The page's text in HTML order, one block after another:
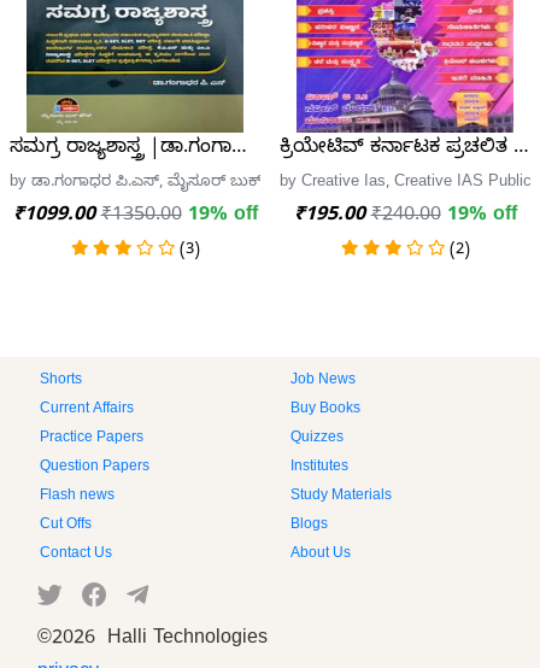
ಸಮಗ್ರ ರಾಜ್ಯಶಾಸ್ತ್ರ |ಡಾ.ಗಂಗಾಧರ ಪಿ.ಎಸ್
by ಡಾ.ಗಂಗಾಧರ ಪಿ.ಎಸ್, ಮೈಸೂರ್ ಬುಕ್ ಹೌಸ್
₹1099.00 ₹1350.00 19% off
(3)
ಕ್ರಿಯೇಟಿವ್ ಕರ್ನಾಟಕ ಪ್ರಚಲಿತ
by Creative Ias, Creative IAS
₹195.00 ₹240.00 19% off
(2)
Shorts
Job News
Current Affairs
Buy Books
Practice Papers
Quizzes
Question Papers
Institutes
Flash news
Study Materials
Cut Offs
Blogs
Contact Us
About Us
©2026 Halli Technologies